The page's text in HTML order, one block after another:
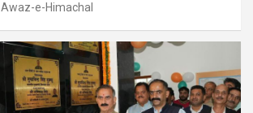
Awaz-e-Himachal